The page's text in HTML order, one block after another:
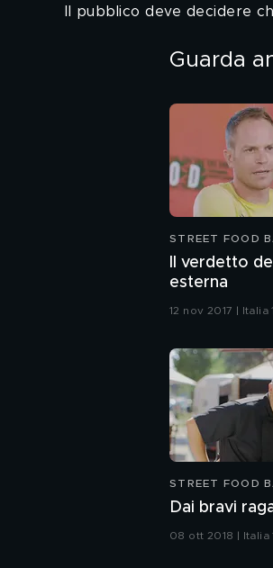
Il pubblico deve decidere
Guarda
STREET FOOD
Il verdetto
esterna
12 nov 2017 | Italia 1
STREET FOOD
Dai bravi
08 ott 2018 | Italia 1